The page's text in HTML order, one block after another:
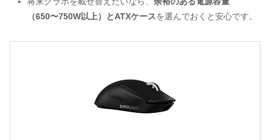
（650〜750W以上）とATXケースを選んでおくと安心です。